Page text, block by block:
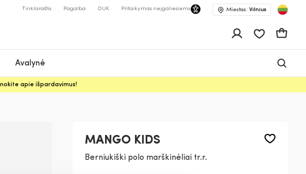
Tinklaraštis Pagalba DUK Pritaikymas neįgaliesiems Miestas: Vilnius
Pageidavimų
Avalynė
apie išpardavimus!
MANGO KIDS
Berniukiški polo marškinėliai tr.r.